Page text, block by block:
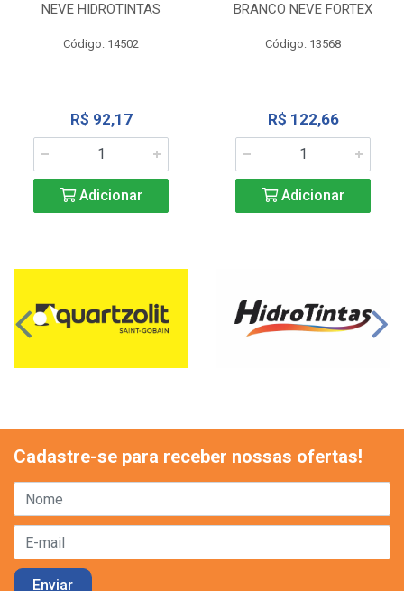
NEVE HIDROTINTAS
Código: 14502
R$ 92,17
Adicionar
BRANCO NEVE FORTEX
Código: 13568
R$ 122,66
Adicionar
Cadastre-se para receber nossas ofertas!